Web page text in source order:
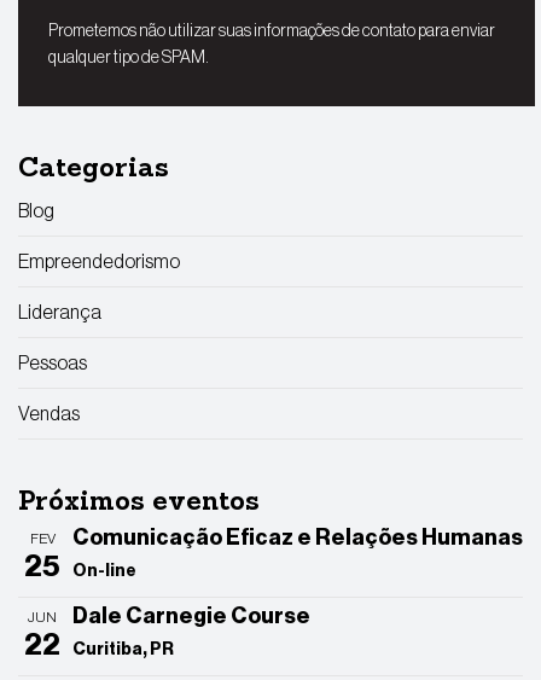
Prometemos não utilizar suas informações de contato para enviar
qualquer tipo de SPAM.
Categorias
Blog
Empreendedorismo
Liderança
Pessoas
Vendas
Próximos eventos
FEV
25
Comunicação Eficaz e Relações Humanas
On-line
JUN
22
Dale Carnegie Course
Curitiba, PR